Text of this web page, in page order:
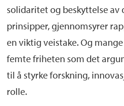
solidaritet og beskyttelse av
prinsipper, gjennomsyrer
en viktig veistake. Og
femte friheten som det
til å styrke forskning,
rolle.